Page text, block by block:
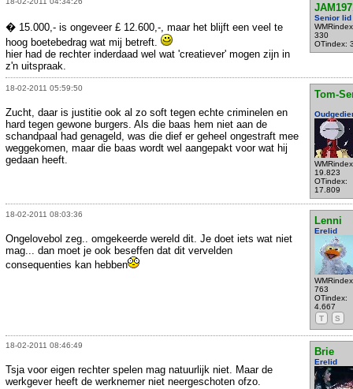
Senior lid
330
OTindex:
� 15.000,- is ongeveer £ 12.600,-, maar het blijft een veel te
hoog boetebedrag wat mij betreft.
hier had de rechter inderdaad wel wat 'creatiever' mogen zijn in
z'n uitspraak.
18-02-2011 05:59:50
Tom-
19.823
OTindex:
17.809
Zucht, daar is justitie ook al zo soft tegen echte criminelen en
hard tegen gewone burgers. Als die baas hem niet aan de
schandpaal had genageld, was die dief er geheel ongestraft mee
weggekomen, maar die baas wordt wel aangepakt voor wat hij
gedaan heeft.
18-02-2011 08:03:36
Lenni
Erelid
763
OTindex:
4.667
T
S
Ongelovebol zeg.. omgekeerde wereld dit. Je doet iets wat niet
mag... dan moet je ook beseffen dat dit vervelden
consequenties kan hebben
18-02-2011 08:46:49
Brie
Erelid
Tsja voor eigen rechter spelen mag natuurlijk niet. Maar de
werkgever heeft de werknemer niet neergeschoten ofzo.